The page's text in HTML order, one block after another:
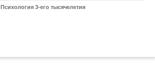
Психология 3-его тысячелетия